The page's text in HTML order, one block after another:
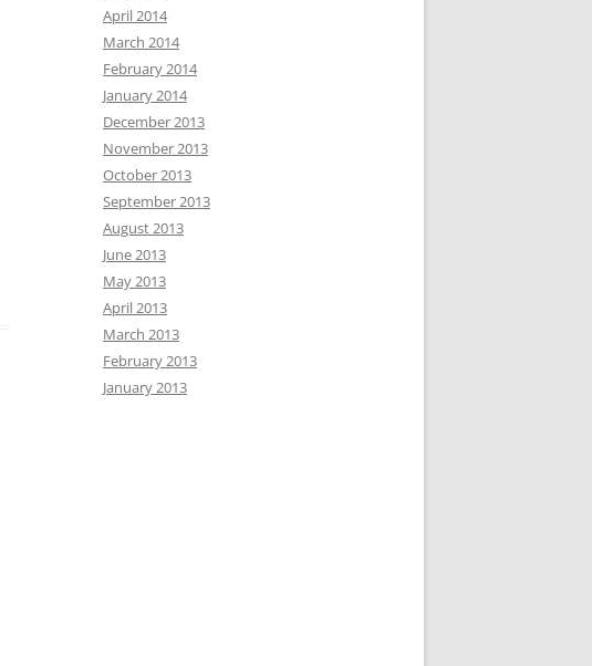
April 2014
March 2014
February 2014
January 2014
December 2013
November 2013
October 2013
September 2013
August 2013
June 2013
May 2013
April 2013
March 2013
February 2013
January 2013